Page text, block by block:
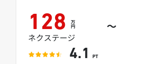
128 万
円 ～
ネクステージ
4.1 PT